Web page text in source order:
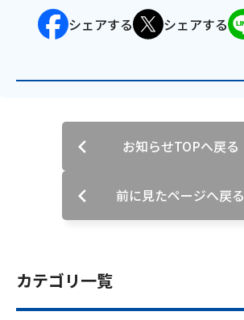
放送基準
安全・安心マーク
安全・安心ガイド
放送番組審議会議事録
情報セキュリティ基本方針
ご利用約款・重要事項説明書
カテゴリ一覧
シェアする シェアする
お知らせTOPへ戻る
前に見たページへ戻る